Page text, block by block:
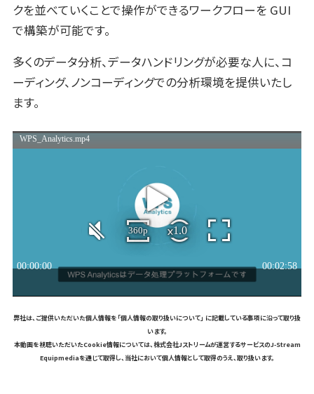
クを並べていくことで操作ができるワークフローを GUI
で構築が可能です。
多くのデータ分析、データハンドリングが必要な人に、コ
ーディング、ノンコーディングでの分析環境を提供いたし
ます。
弊社は、ご提供いただいた個人情報を「個人情報の取り扱いについて」 に記載している事項に沿って取り扱
います。
本動画を視聴いただいたCookie情報については、株式会社Jストリームが運営するサービスのJ-Stream
Equipmediaを通じて取得し、当社において個人情報として取得のうえ、取り扱います。